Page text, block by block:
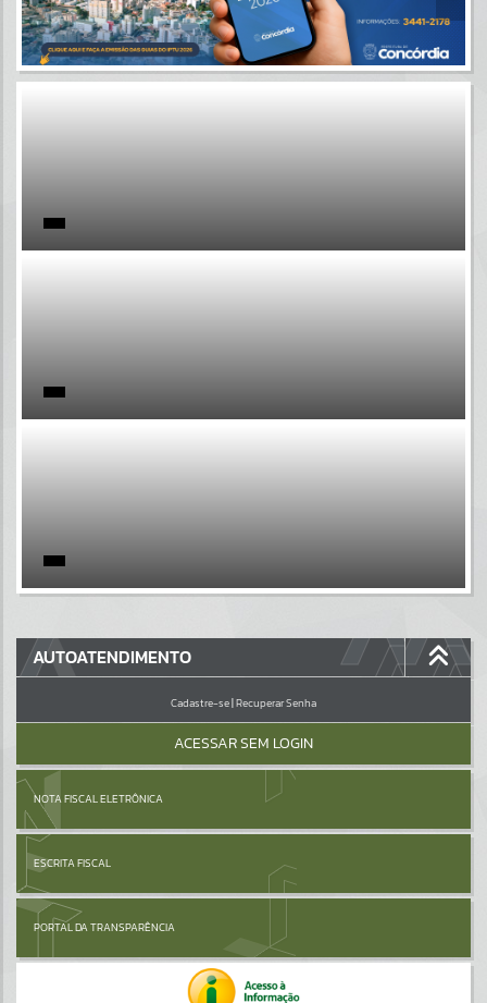
Portais
Por favor, aguarde...
Por favor, aguarde...
Por favor, aguarde...
GALERIAS
Por favor, aguarde...
AUTOATENDIMENTO
Cadastre-se|Recuperar Senha
ACESSAR SEM LOGIN
NOTA FISCAL ELETRÔNICA
ESCRITA FISCAL
PORTAL DA TRANSPARÊNCIA